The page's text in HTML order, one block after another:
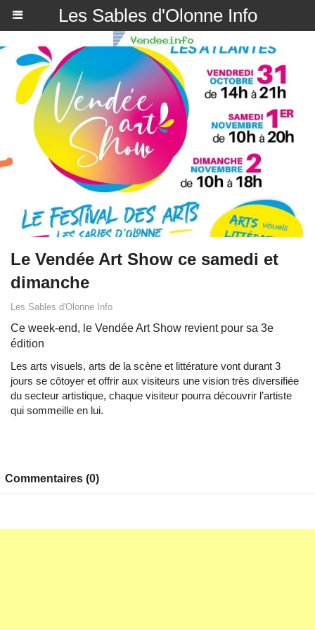
Les Sables d'Olonne Info
Le Vendée Art Show ce samedi et
dimanche
Les Sables d'Olonne Info
Ce week-end, le Vendée Art Show revient pour sa 3e
édition
Les arts visuels, arts de la scène et littérature vont durant 3
jours se côtoyer et offrir aux visiteurs une vision très diversifiée
du secteur artistique, chaque visiteur pourra découvrir l’artiste
qui sommeille en lui.
Commentaires (0)